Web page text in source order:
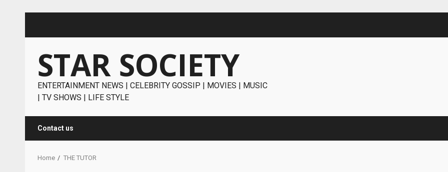
STAR SOCIETY
ENTERTAINMENT NEWS | CELEBRITY GOSSIP | MOVIES | MUSIC
| TV SHOWS | LIFE STYLE
Contact us
Home THE TUTOR